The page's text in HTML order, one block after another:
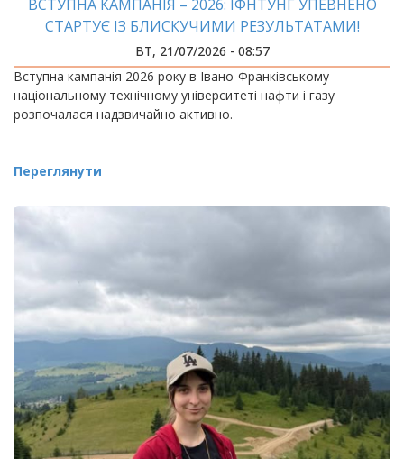
ВСТУПНА КАМПАНІЯ – 2026: ІФНТУНГ УПЕВНЕНО
СТАРТУЄ ІЗ БЛИСКУЧИМИ РЕЗУЛЬТАТАМИ!
ВТ, 21/07/2026 - 08:57
Вступна кампанія 2026 року в Івано-Франківському
національному технічному університеті нафти і газу
розпочалася надзвичайно активно.
Переглянути